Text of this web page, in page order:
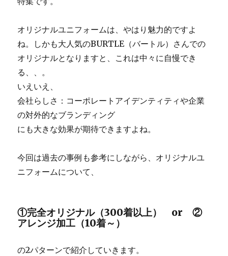
オリジナルユニフォームは、やはり魅力的ですよ
ね。しかも大人気のBURTLE（バートル）さんでの
オリジナルとなりますと、これは中々に自慢でき
る、、。
いえいえ、
会社らしさ：コーポレートアイデンティティや企業
の対外的なブランディング
にも大きな効果が期待できますよね。
今回は過去の事例も参考にしながら、オリジナルユ
ニフォームについて、
①完全オリジナル（300着以上） or ②
アレンジ加工（10着～）
の2パターンで紹介していきます。